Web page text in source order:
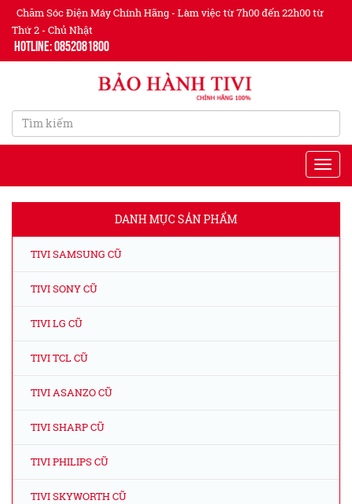
Chăm Sóc Điện Máy Chính Hãng - Làm việc từ 7h00 đến 22h00 từ
Thứ 2 - Chủ Nhật
Hotline: 0852081800
DANH MỤC SẢN PHẨM
TIVI SAMSUNG CŨ
TIVI SONY CŨ
TIVI LG CŨ
TIVI TCL CŨ
TIVI ASANZO CŨ
TIVI SHARP CŨ
TIVI PHILIPS CŨ
TIVI SKYWORTH CŨ